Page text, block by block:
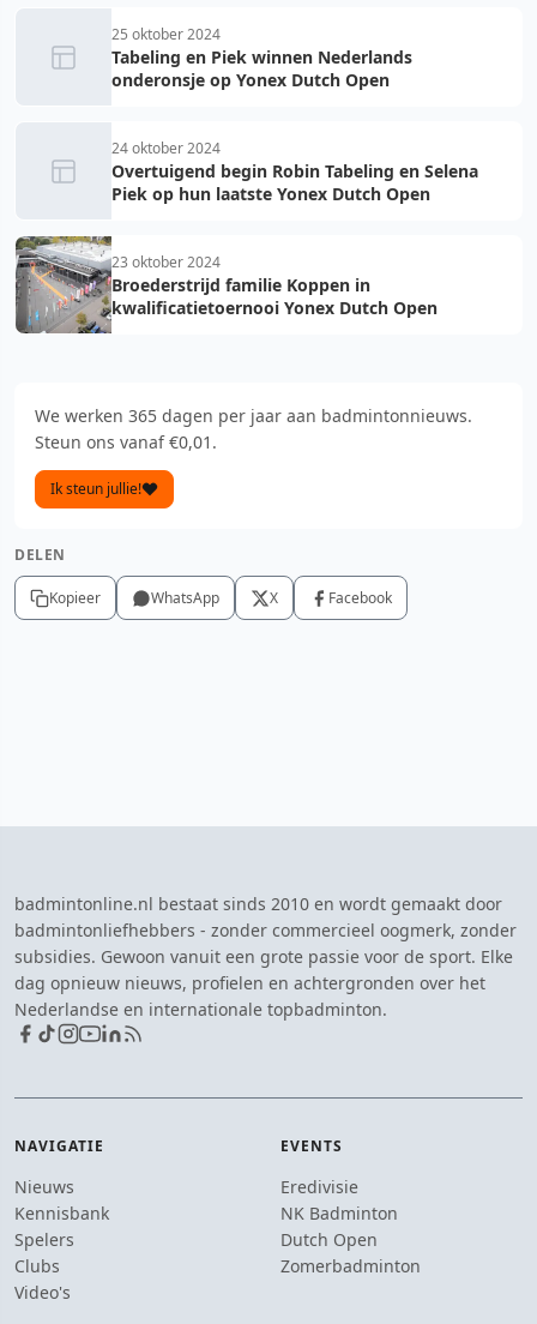
25 oktober 2024
Tabeling en Piek winnen Nederlands
onderonsje op Yonex Dutch Open
24 oktober 2024
Overtuigend begin Robin Tabeling en Selena
Piek op hun laatste Yonex Dutch Open
23 oktober 2024
Broederstrijd familie Koppen in
kwalificatietoernooi Yonex Dutch Open
We werken 365 dagen per jaar aan badmintonnieuws.
Steun ons vanaf €0,01.
Ik steun jullie!
DELEN
Kopieer WhatsApp X Facebook
badmintonline.nl bestaat sinds 2010 en wordt gemaakt door
badmintonliefhebbers - zonder commercieel oogmerk, zonder
subsidies. Gewoon vanuit een grote passie voor de sport. Elke
dag opnieuw nieuws, profielen en achtergronden over het
Nederlandse en internationale topbadminton.
NAVIGATIE
Nieuws
Kennisbank
Spelers
Clubs
Video's
EVENTS
Eredivisie
NK Badminton
Dutch Open
Zomerbadminton